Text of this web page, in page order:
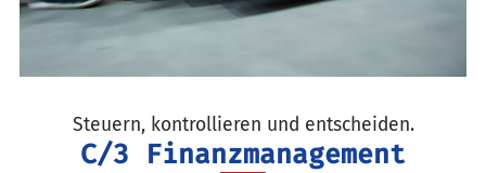
Steuern, kontrollieren und entscheiden.
C/3 Finanzmanagement